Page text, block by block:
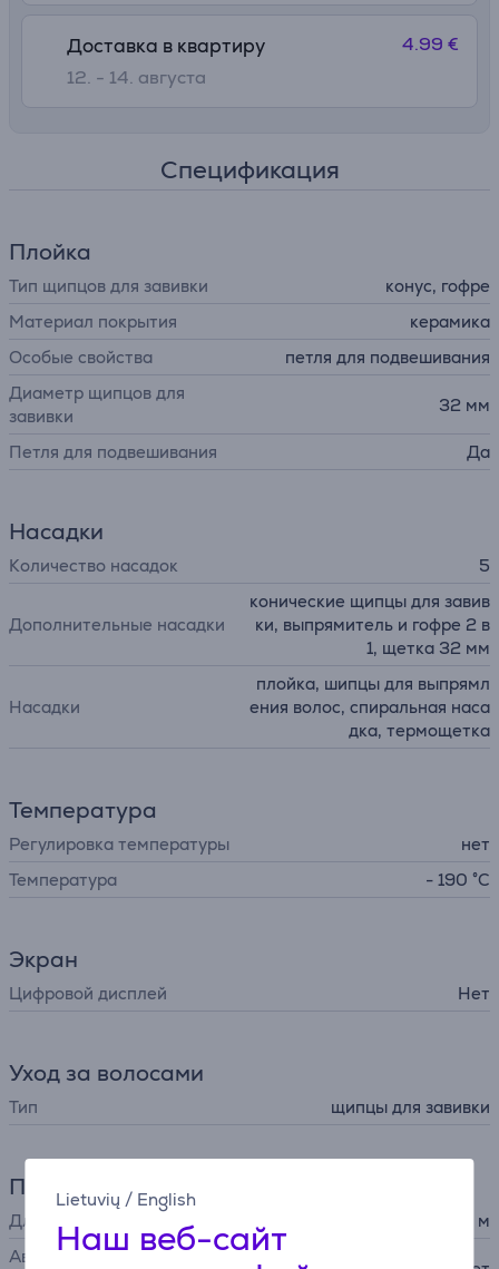
Lietuvių / English
Наш веб-сайт
Доставка в квартиру
12. - 14. августа
4.99 €
Спецификация
Плойка
Тип щипцов для завивки
конус, гофре
Материал покрытия
керамика
Особые свойства
петля для подвешивания
Диаметр щипцов для
завивки
32 мм
Петля для подвешивания Да
Насадки
Количество насадок 5
Дополнительные насадки
конические щипцы для завив
ки, выпрямитель и гофре 2 в
1, щетка 32 мм
Насадки
плойка, шипцы для выпрямл
ения волос, спиральная наса
дка, термощетка
Температура
Регулировка температуры
нет
Температура
- 190 °C
Экран
Цифровой дисплей Нет
Уход за волосами
Тип щипцы для завивки
Питание
Длина шнура
1,8 м
Автоматическое